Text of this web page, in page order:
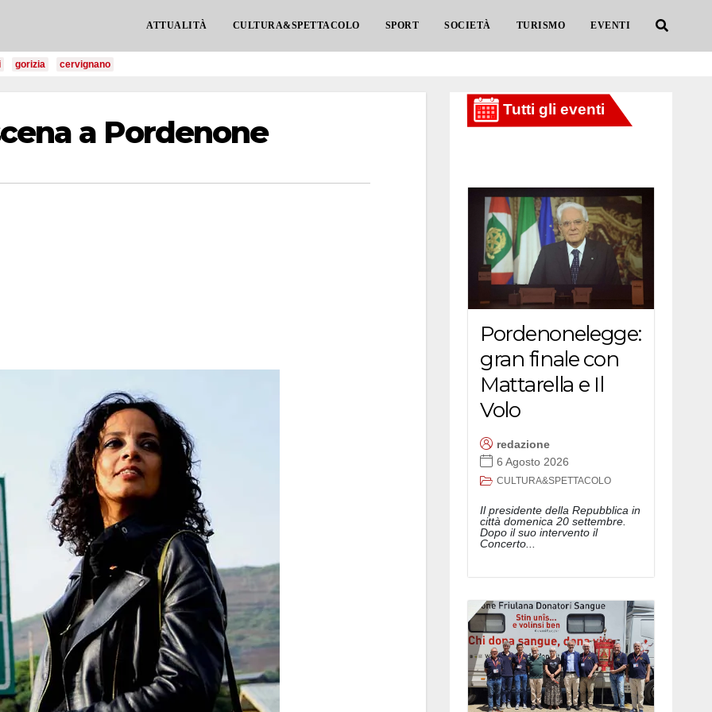
ATTUALITÀ CULTURA&SPETTACOLO SPORT SOCIETÀ TURISMO EVENTI
gorizia cervignano
a Pordenone
Pordenonelegge:
gran finale con
Mattarella e Il
Volo
redazione
6 Agosto 2026
CULTURA&SPETTACOLO
Il presidente della Repubblica in
città domenica 20 settembre.
Dopo il suo intervento il
Concerto...